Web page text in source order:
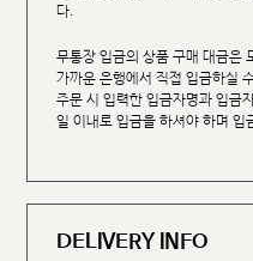
다.
무통장 입금의 상품 구매 대금은
가까운 은행에서 직접 입금하실
주문 시 입력한 입금자명과 입금
일 이내로 입금을 하셔야 하며 입
DELIVERY INFO